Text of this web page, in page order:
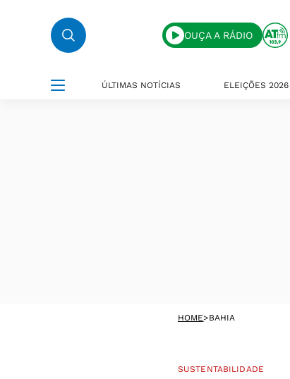
OUÇA A RÁDIO
ÚLTIMAS NOTÍCIAS ELEIÇÕES 2026
HOME>BAHIA
SUSTENTABILIDADE